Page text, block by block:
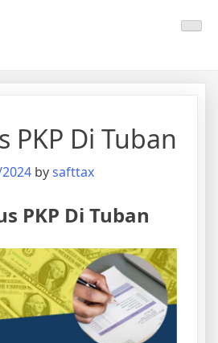
PKP Di Tuban
bysafttax
PKP Di Tuban